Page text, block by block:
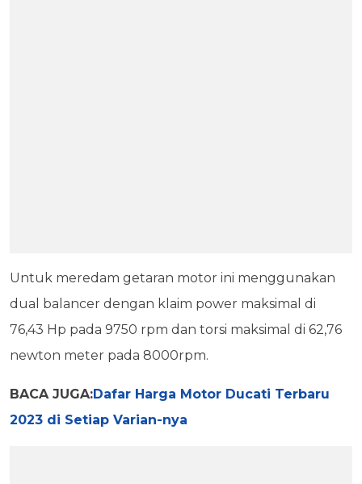
Untuk meredam getaran motor ini menggunakan
dual balancer dengan klaim power maksimal di
76,43 Hp pada 9750 rpm dan torsi maksimal di 62,76
newton meter pada 8000rpm.
BACA JUGA:Dafar Harga Motor Ducati Terbaru
2023 di Setiap Varian-nya